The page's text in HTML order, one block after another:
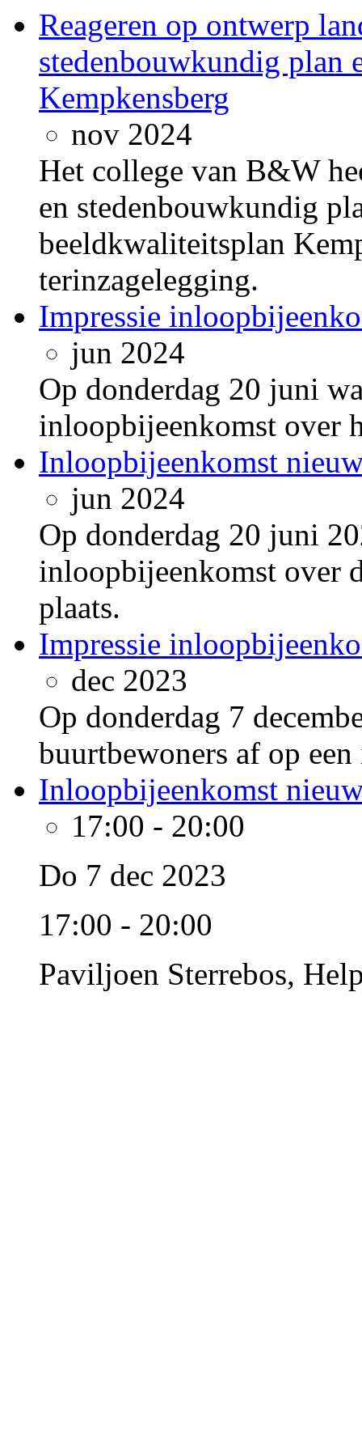
Reageren op ontwerp
stedenbouwkundig plan
Kempkensberg
nov 2024
Het college van B&W
en stedenbouwkundig
beeldkwaliteitsplan
terinzagelegging.
Impressie
jun 2024
Op donderdag 20 juni
inloopbijeenkomst over
Inloopbijeenkomst
jun 2024
Op donderdag 20 juni
inloopbijeenkomst over
plaats.
Impressie
dec 2023
Op donderdag 7
buurtbewoners af op
Inloopbijeenkomst
17:00 - 20:00
Do 7 dec 2023
17:00 - 20:00
Paviljoen Sterrebos,